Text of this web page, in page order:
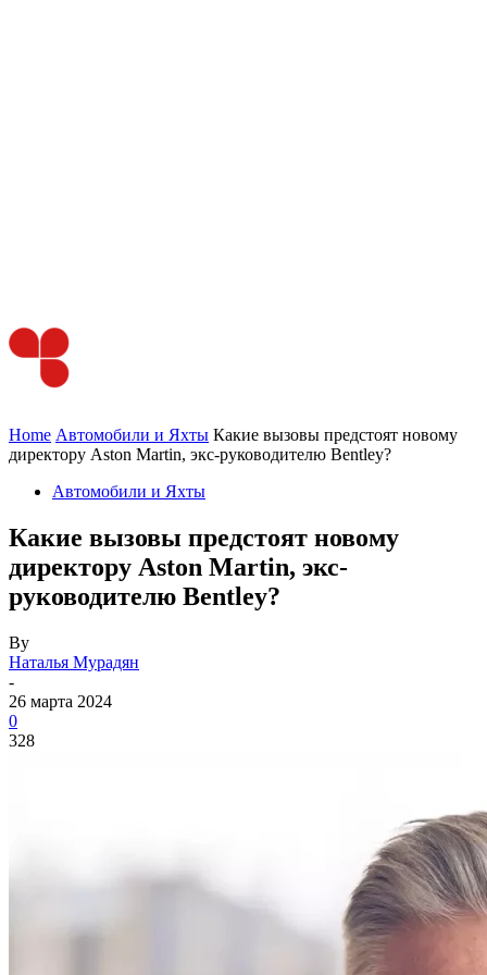
Home Автомобили и Яхты Какие вызовы предстоят новому
директору Aston Martin, экс-руководителю Bentley?
Автомобили и Яхты
Какие вызовы предстоят новому
директору Aston Martin, экс-
руководителю Bentley?
By
Наталья Мурадян
-
26 марта 2024
0
328